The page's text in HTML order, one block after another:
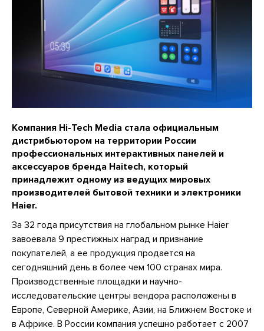
Компания Hi-Tech Media стала официальным
дистрибьютором на территории России
профессиональных интерактивных панелей и
аксессуаров бренда Haitech, который
принадлежит одному из ведущих мировых
производителей бытовой техники и электроники
Haier.
За 32 года присутствия на глобальном рынке Haier
завоевала 9 престижных наград и признание
покупателей, а ее продукция продается на
сегодняшний день в более чем 100 странах мира.
Производственные площадки и научно-
исследовательские центры вендора расположены в
Европе, Северной Америке, Азии, на Ближнем Востоке и
в Африке. В России компания успешно работает с 2007